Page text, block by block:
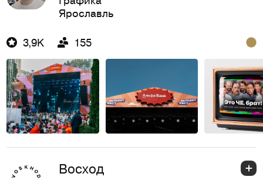
Ярославль
3,9K 155
Восход